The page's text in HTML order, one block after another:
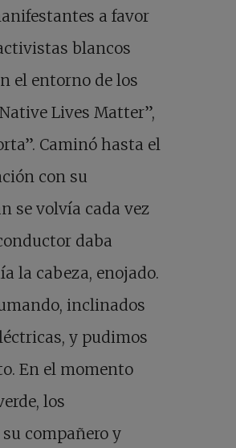
a favor
blancos
el entorno de los
Lives Matter”,
Caminó hasta el
con su
se volvía cada vez
daba
la cabeza, enojado.
inclinados
y pudimos
En el momento
los
compañero y